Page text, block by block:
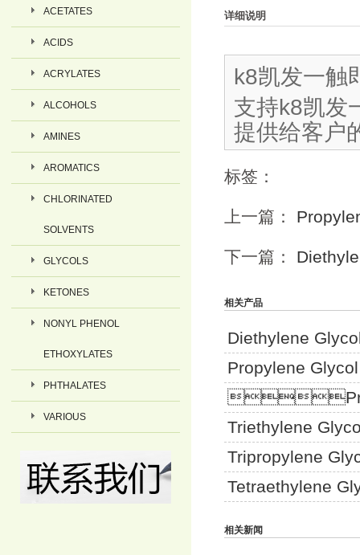
ACETATES
ACIDS
ACRYLATES
ALCOHOLS
AMINES
AROMATICS
CHLORINATED
SOLVENTS
GLYCOLS
KETONES
NONYL PHENOL
ETHOXYLATES
PHTHALATES
VARIOUS
详细说明
k8凯发一触
支持k8凯发一
提供给客户
标签：
上一篇：
下一篇：
相关产品
Diethylene
Propylene
Triethylene
Tripropylene
Tetraethylene
相关新闻